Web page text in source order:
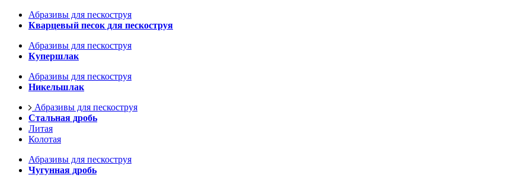
Абразивы для пескоструя
Кварцевый песок для пескоструя
Абразивы для пескоструя
Купершлак
Абразивы для пескоструя
Никельшлак
Абразивы для пескоструя
Стальная дробь
Литая
Колотая
Абразивы для пескоструя
Чугунная дробь